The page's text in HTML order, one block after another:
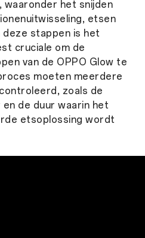
waaronder het snijden
etsen
deze stappen is het
cruciale om de
van de OPPO Glow te
moeten meerdere
zoals de
de duur waarin het
etsoplossing wordt